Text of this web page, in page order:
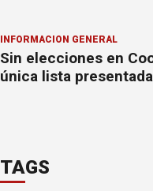
INFORMACION GENERAL
Sin elecciones en
única lista presentada
TAGS